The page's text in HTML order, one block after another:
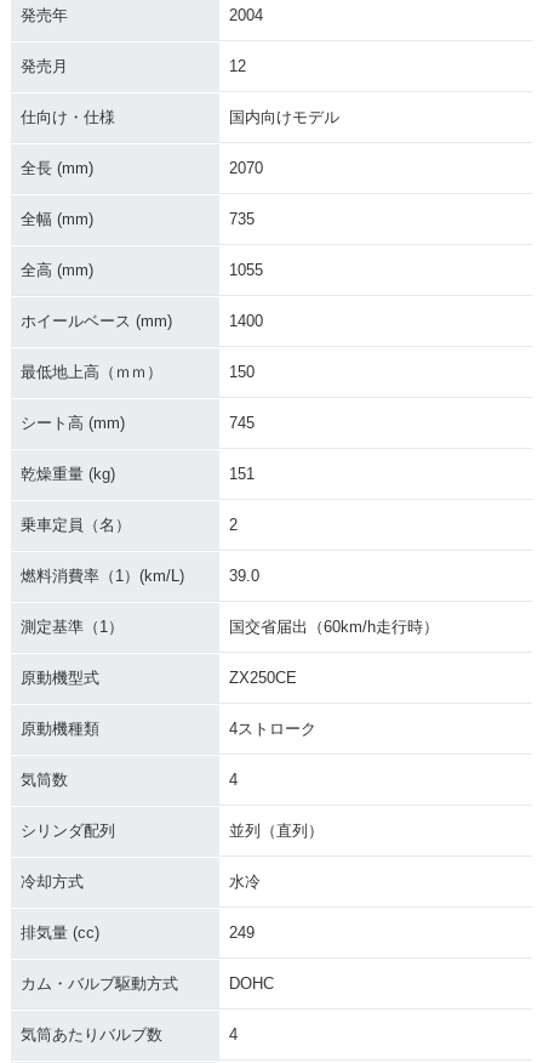
2002年 BALIUS
2001年 BALIUS
Ⅱ・カラーチェンジ
Ⅱ・新登場
発売年 2004
発売月 12
仕向け・仕様 国内向けモデル
全長 (mm) 2070
全幅 (mm) 735
全高 (mm) 1055
ホイールベース (mm) 1400
最低地上高（ｍｍ） 150
シート高 (mm) 745
乾燥重量 (kg) 151
乗車定員（名） 2
燃料消費率（1）(km/L) 39.0
測定基準（1） 国交省届出（60km/h走行時）
原動機型式 ZX250CE
原動機種類 4ストローク
気筒数 4
シリンダ配列 並列（直列）
冷却方式 水冷
排気量 (cc) 249
カム・バルブ駆動方式 DOHC
気筒あたりバルブ数 4